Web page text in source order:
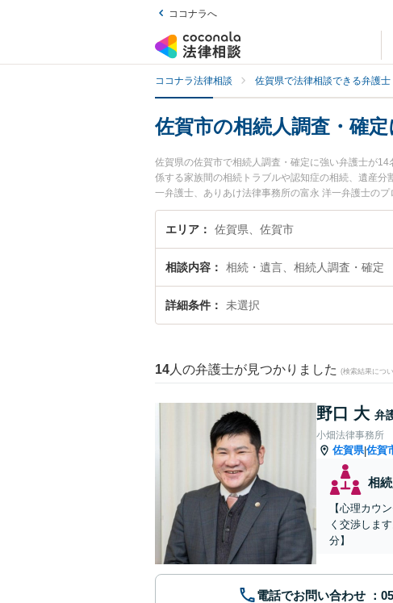
ココナラへ
ココナラ法律相談 佐賀県で法律相談できる弁護士
佐賀市の相続人調査・確
佐賀県の佐賀市で相続人調査・確定に強い弁護士が
係する家族間の相続トラブルや認知症の相続、遺産
一弁護士、ありあけ法律事務所の富永 洋一弁護士の
ルを今すぐに弁護士に相談したい』『相続人調査・
弁護士に相談予約したい』などでお困りの相談者さん
エリア 佐賀県、佐賀市
相談内容 相続・遺言、相続人調査・確定
詳細条件 未選択
14 人の弁護士が見つかりました (検索結果につ
野口 大 弁
小畑法律事務所
佐賀県|佐賀
相
【心理カウ
く交渉しま
分】
電話でお問い合わせ